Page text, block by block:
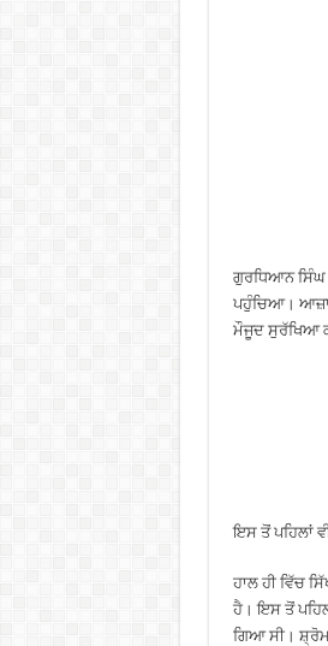
ਗੁਰਧਿਆਨ ਸਿੰਘ
ਪਹੁੰਚਿਆ।
ਮੌਜੂਦ ਸੁਰੱਖਿਆ
ਇਸ ਤੋਂ ਪਹਿਲਾਂ
ਹਾਲ ਹੀ ਵਿੱਚ
ਹੈ। ਇਸ ਤੋਂ
ਗਿਆ ਸੀ।